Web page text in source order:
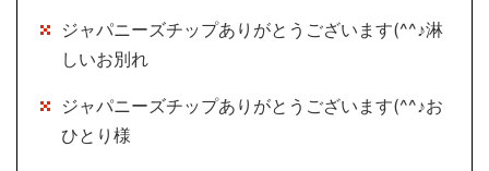
ジャパニーズチップありがとうございます(^^♪淋
しいお別れ
ジャパニーズチップありがとうございます(^^♪お
ひとり様